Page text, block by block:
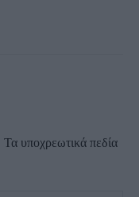
Τα υποχρεωτικά πεδία